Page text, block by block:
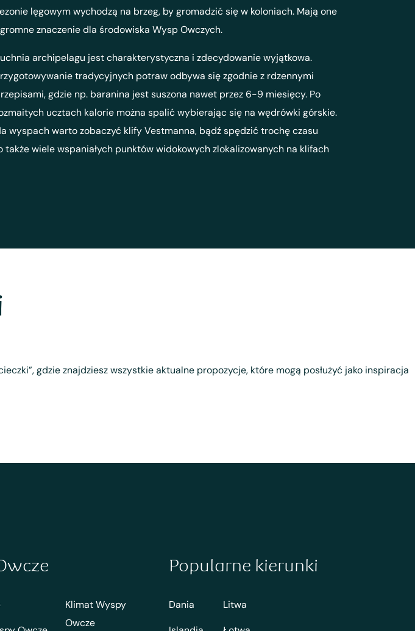
lęgowym wychodzą na brzeg, by gromadzić się w koloniach. Mają one
znaczenie dla środowiska Wysp Owczych.
archipelagu jest charakterystyczna i zdecydowanie wyjątkowa.
tradycyjnych potraw odbywa się zgodnie z rdzennymi
gdzie np. baranina jest suszona nawet przez 6-9 miesięcy. Po
ucztach kalorie można spalić wybierając się na wędrówki górskie.
wyspach warto zobaczyć klify Vestmanna, bądź spędzić trochę czasu
wiele wspaniałych punktów widokowych zlokalizowanych na klifach
gdzie znajdziesz wszystkie aktualne propozycje, które mogą posłużyć jako inspiracja
Klimat Wyspy
Owcze
Popularne kierunki
Dania Litwa